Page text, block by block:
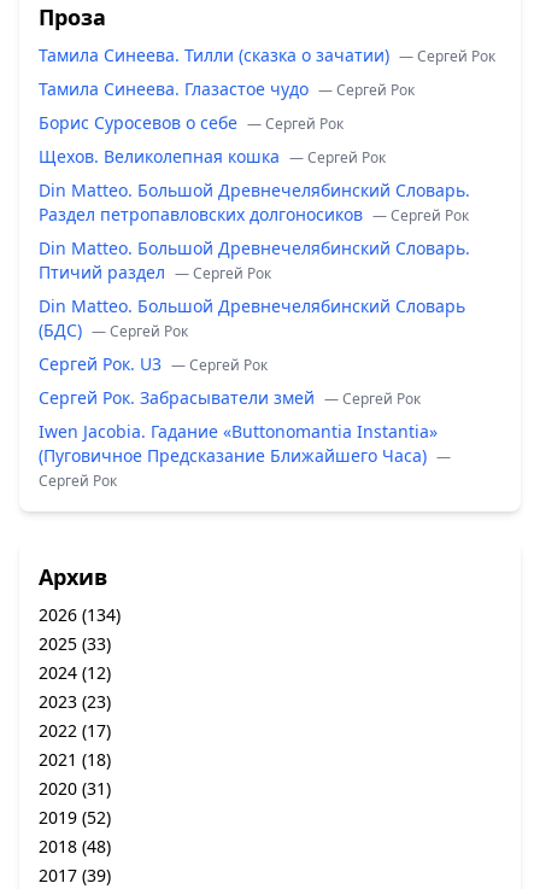
Проза
Тамила Синеева. Тилли (сказка о зачатии) — Сергей Рок
Тамила Синеева. Глазастое чудо — Сергей Рок
Борис Суросевов о себе — Сергей Рок
Щехов. Великолепная кошка — Сергей Рок
Din Matteo. Большой Древнечелябинский Словарь.
Раздел петропавловских долгоносиков — Сергей Рок
Din Matteo. Большой Древнечелябинский Словарь.
Птичий раздел — Сергей Рок
Din Matteo. Большой Древнечелябинский Словарь
(БДС) — Сергей Рок
Сергей Рок. U3 — Сергей Рок
Сергей Рок. Забрасыватели змей — Сергей Рок
Iwen Jacobia. Гадание «Buttonomantia Instantia»
(Пуговичное Предсказание Ближайшего Часа) —
Сергей Рок
Архив
2026 (134)
2025 (33)
2024 (12)
2023 (23)
2022 (17)
2021 (18)
2020 (31)
2019 (52)
2018 (48)
2017 (39)